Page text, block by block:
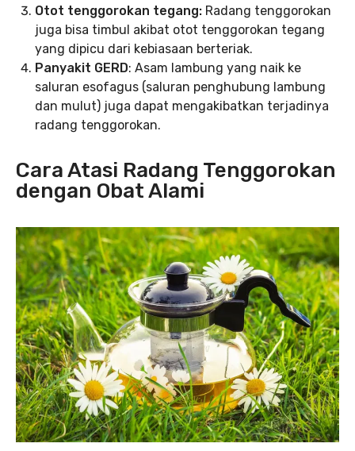
Otot tenggorokan tegang: Radang tenggorokan
juga bisa timbul akibat otot tenggorokan tegang
yang dipicu dari kebiasaan berteriak.
Panyakit GERD: Asam lambung yang naik ke
saluran esofagus (saluran penghubung lambung
dan mulut) juga dapat mengakibatkan terjadinya
radang tenggorokan.
Cara Atasi Radang Tenggorokan
dengan Obat Alami